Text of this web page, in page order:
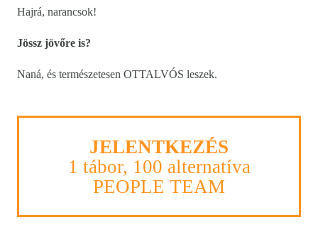
Hajrá, narancsok!
Jössz jövőre is?
Naná, és természetesen OTTALVÓS leszek.
JELENTKEZÉS
1 tábor, 100 alternatíva
PEOPLE TEAM